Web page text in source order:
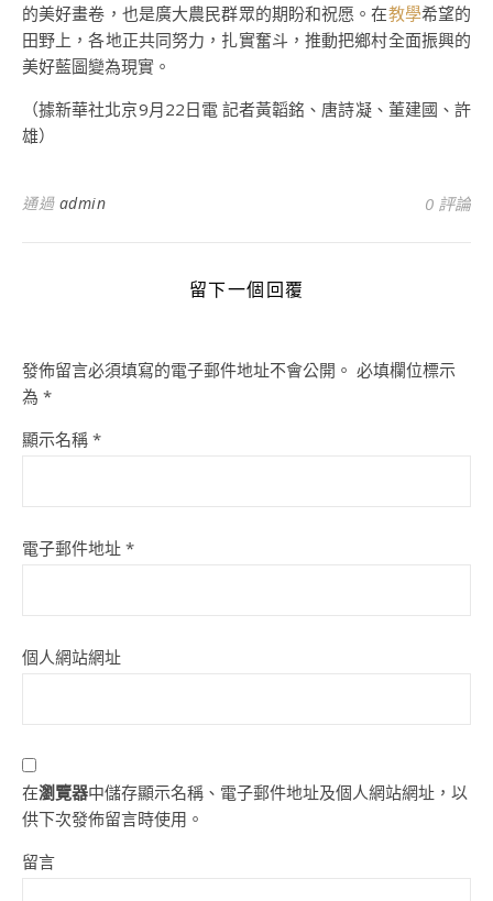
的美好畫卷，也是廣大農民群眾的期盼和祝愿。在教學希望的
田野上，各地正共同努力，扎實奮斗，推動把鄉村全面振興的
美好藍圖變為現實。
（據新華社北京9月22日電 記者黃韜銘、唐詩凝、董建國、許
雄）
通過 admin 0 評論
留下一個回覆
發佈留言必須填寫的電子郵件地址不會公開。 必填欄位標示
為 *
顯示名稱 *
電子郵件地址 *
個人網站網址
在瀏覽器中儲存顯示名稱、電子郵件地址及個人網站網址，以
供下次發佈留言時使用。
留言